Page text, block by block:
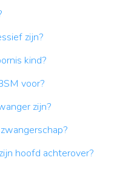
zijn?
kind?
voor?
zijn?
hoofd achterover?